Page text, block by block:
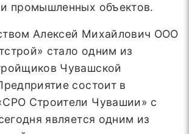
промышленных объектов.
Алексей Михайлович ООО
стало одним из
Чувашской
состоит в
Строители Чувашии» с
является одним из